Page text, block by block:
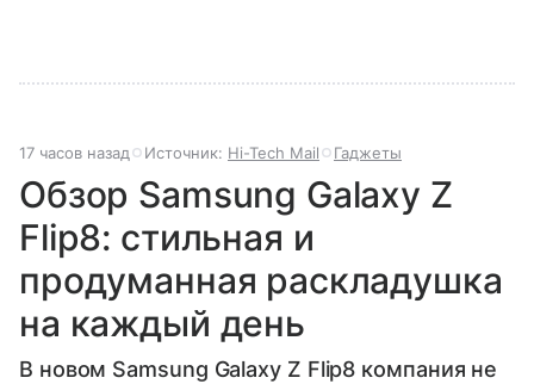
17 часов назад Источник: Hi-Tech Mail Гаджеты
Обзор Samsung Galaxy Z
Flip8: стильная и
продуманная раскладушка
на каждый день
В новом Samsung Galaxy Z Flip8 компания не